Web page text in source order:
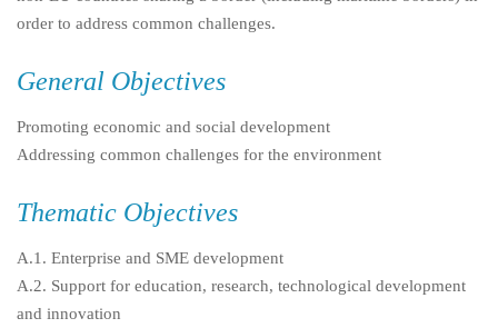
order to address common challenges.
General Objectives
Promoting economic and social development
Addressing common challenges for the environment
Thematic Objectives
A.1. Enterprise and SME development
A.2. Support for education, research, technological development
and innovation